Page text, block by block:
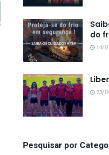
do
14/
23/
Pesquisar por